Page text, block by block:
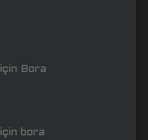
için Bora
için bora